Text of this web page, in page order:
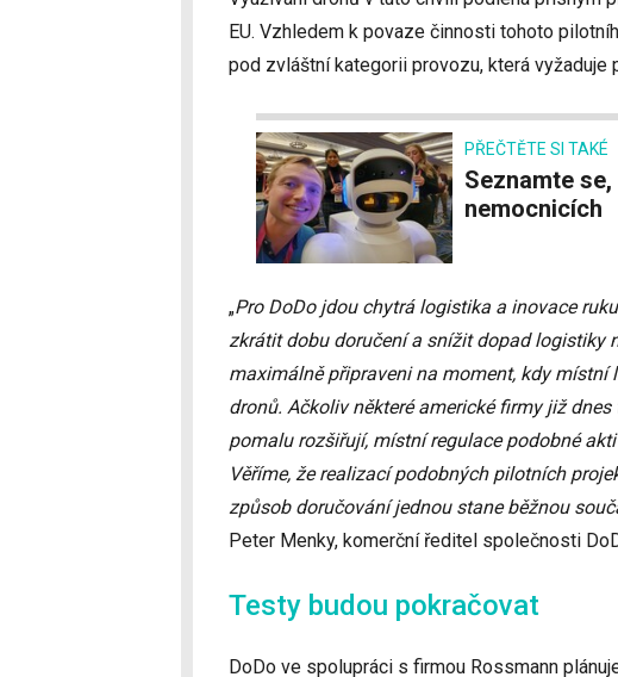
EU. Vzhledem k povaze činnosti tohoto
pod zvláštní kategorii provozu, která vyžaduje
PŘEČTĚTE SI TAKÉ
Seznamte se, Robot Aeo. Hlídá a dezinfikuje v
nemocnicích
„Pro DoDo jdou chytrá logistika a inovace
zkrátit dobu doručení a snížit dopad logistiky
maximálně připraveni na moment, kdy
dronů. Ačkoliv některé americké firmy již
pomalu rozšiřují, místní regulace podobné
Věříme, že realizací podobných pilotních
způsob doručování jednou stane běžnou
Peter Menky, komerční ředitel společnosti
Testy budou pokračovat
DoDo ve spolupráci s firmou Rossmann